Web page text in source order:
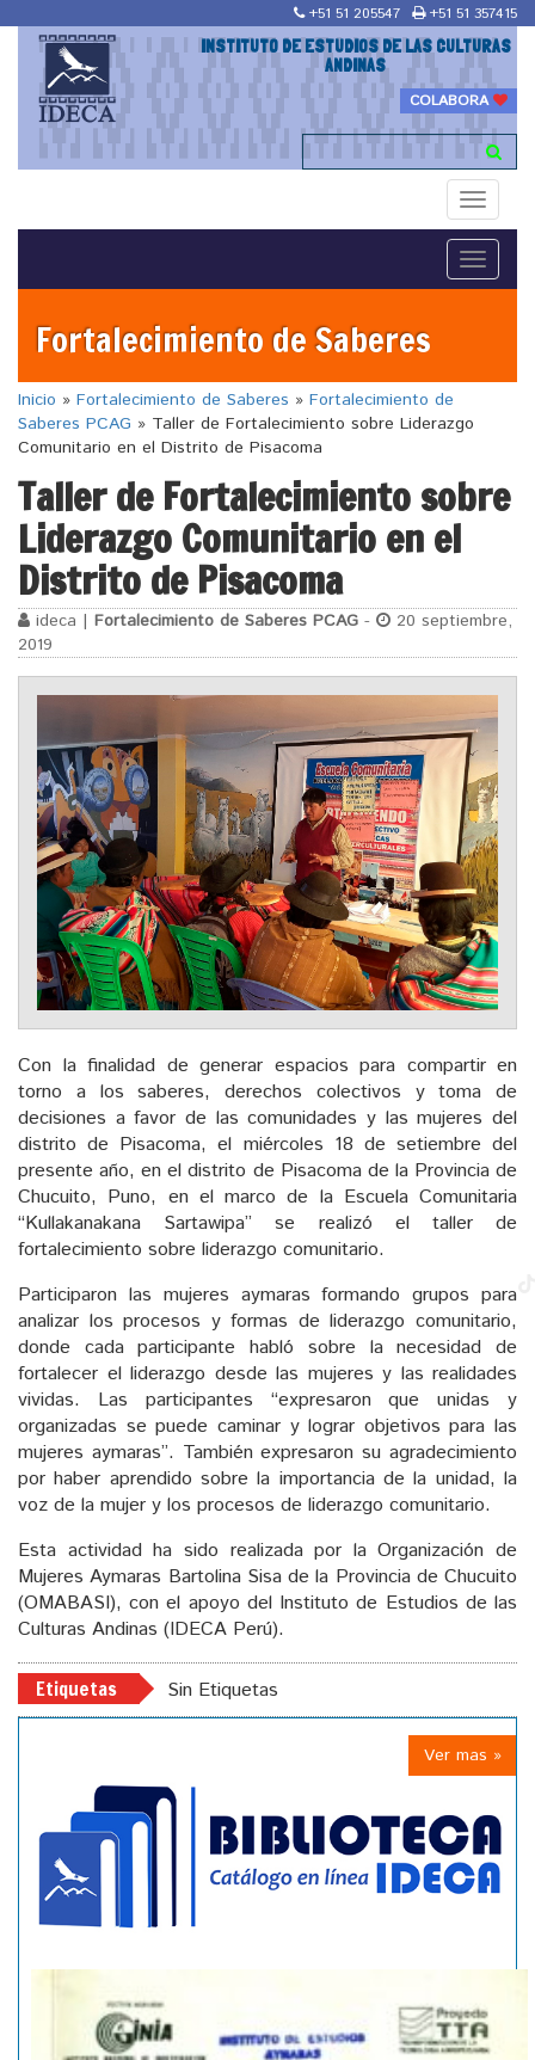
+51 51 205547 +51 51 357415
INSTITUTO DE ESTUDIOS DE LAS CULTURAS
ANDINAS
COLABORA
Toggle
Toggle
Fortalecimiento de Saberes
Inicio » Fortalecimiento de Saberes » Fortalecimiento de
Saberes PCAG » Taller de Fortalecimiento sobre Liderazgo
Comunitario en el Distrito de Pisacoma
Taller de Fortalecimiento sobre
Liderazgo Comunitario en el
Distrito de Pisacoma
ideca | Fortalecimiento de Saberes PCAG -
20 septiembre,
2019
Con la finalidad de generar espacios para compartir en
torno a los saberes, derechos colectivos y toma de
decisiones a favor de las comunidades y las mujeres del
distrito de Pisacoma, el miércoles 18 de setiembre del
presente año, en el distrito de Pisacoma de la Provincia de
Chucuito, Puno, en el marco de la Escuela Comunitaria
“Kullakanakana Sartawipa” se realizó el taller de
fortalecimiento sobre liderazgo comunitario.
Participaron las mujeres aymaras formando grupos para
analizar los procesos y formas de liderazgo comunitario,
donde cada participante habló sobre la necesidad de
fortalecer el liderazgo desde las mujeres y las realidades
vividas. Las participantes “expresaron que unidas y
organizadas se puede caminar y lograr objetivos para las
mujeres aymaras”. También expresaron su agradecimiento
por haber aprendido sobre la importancia de la unidad, la
voz de la mujer y los procesos de liderazgo comunitario.
Esta actividad ha sido realizada por la Organización de
Mujeres Aymaras Bartolina Sisa de la Provincia de Chucuito
(OMABASI), con el apoyo del Instituto de Estudios de las
Culturas Andinas (IDECA Perú).
Etiquetas Sin Etiquetas
Ver mas »